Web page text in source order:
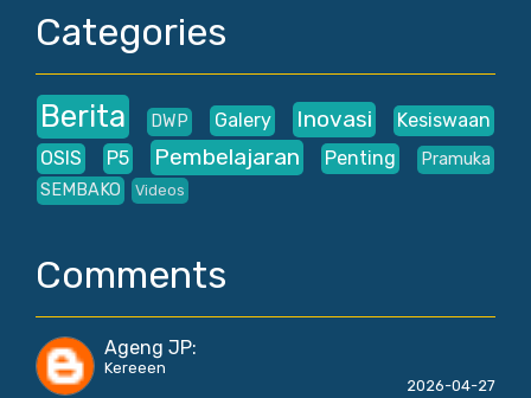
Categories
Berita DWP Galery Inovasi
Kesiswaan
OSIS
P5 Pembelajaran Penting
Pramuka
SEMBAKO
Videos
Comments
Ageng JP:
Kereeen
2026-04-27